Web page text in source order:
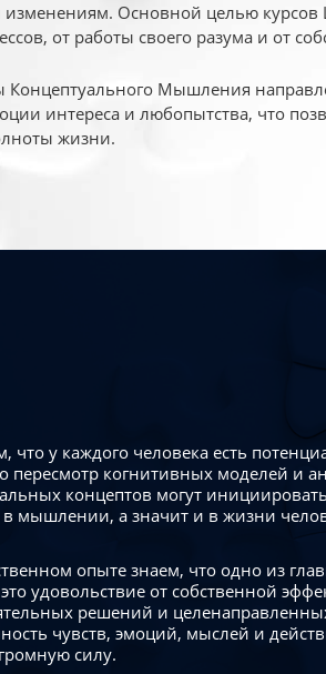
изменениям. Основной целью
от работы своего разума и от
Мышления
интереса и любопытства, что
жизни.
что у каждого человека есть
пересмотр когнитивных моделей и
концептов могут
мышлении, а значит и в жизни
опыте знаем, что одно из
удовольствие от собственной
решений и
чувств, эмоций, мыслей и
силу.